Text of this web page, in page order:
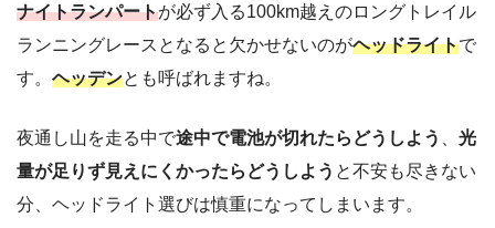
ナイトランパートが必ず入る100km越えのロングトレイル
ランニングレースとなると欠かせないのがヘッドライトで
す。 ヘッデンとも呼ばれますね。
夜通し山を走る中で途中で電池が切れたらどうしよう
光
量が足りず見えにくかったらどうしよう と不安も尽きない
分、ヘッドライト選びは慎重になってしまいます。